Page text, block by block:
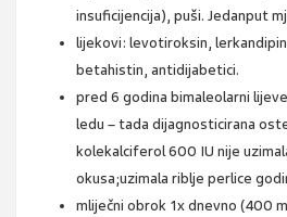
insuficijencija), puši. Jedanput
lijekovi: levotiroksin,
betahistin, antidijabetici.
pred 6 godina bimaleolarni
ledu – tada dijagnosticirana
kolekalciferol 600 IU nije
okusa;uzimala riblje perlice
mliječni obrok 1x dnevno (400